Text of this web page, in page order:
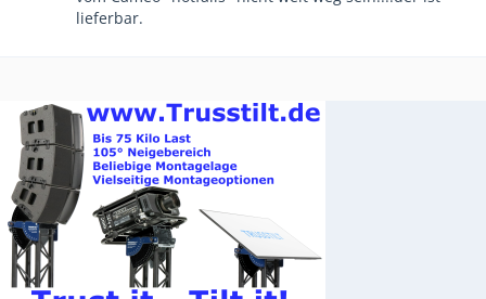
lieferbar.